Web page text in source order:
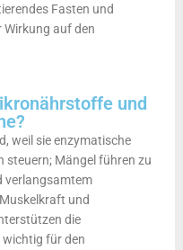
Fasten und
auf den
und
weil sie enzymatische
steuern; Mängel führen zu
verlangsamtem
und
die
wichtig für den